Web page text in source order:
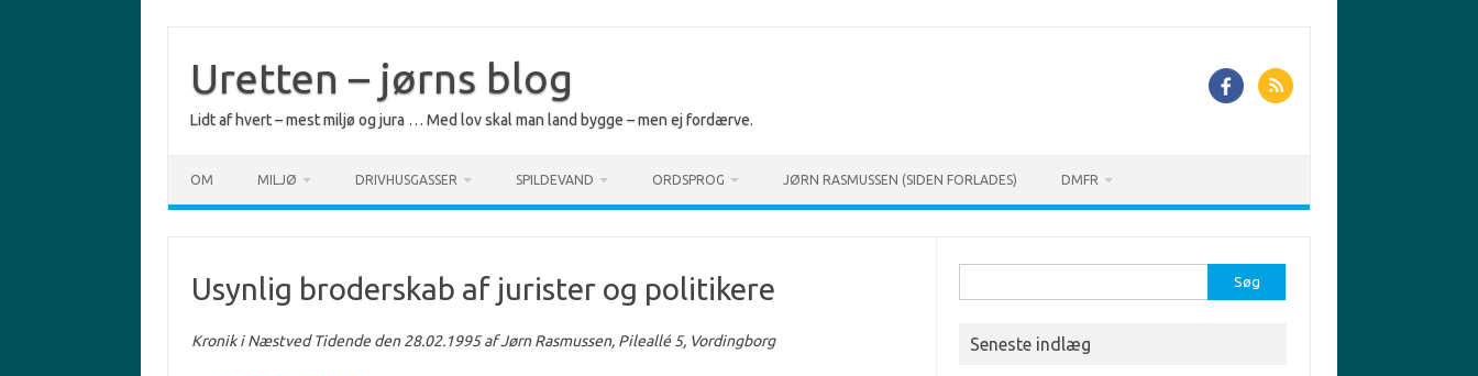
content
Uretten – jørns blog
Lidt af hvert – mest miljø og jura … Med lov skal man land bygge – men ej fordærve.
OM MILJØ DRIVHUSGASSER SPILDEVAND ORDSPROG JØRN RASMUSSEN (SIDEN FORLADES) DMFR
Usynlig broderskab af jurister og politikere
Kronik i Næstved Tidende den 28.02.1995 af Jørn Rasmussen, Pileallé 5, Vordingborg
efter:
Seneste indlæg